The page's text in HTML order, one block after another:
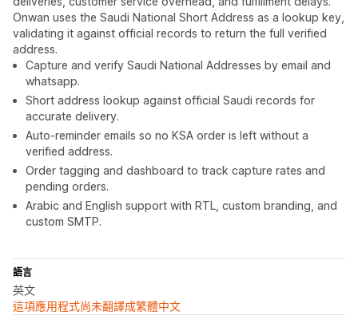
Onwan uses the Saudi National Short Address as a lookup key,
validating it against official records to return the full verified
address.
Capture and verify Saudi National Addresses by email and
whatsapp.
Short address lookup against official Saudi records for
accurate delivery.
Auto-reminder emails so no KSA order is left without a
verified address.
Order tagging and dashboard to track capture rates and
pending orders.
Arabic and English support with RTL, custom branding, and
custom SMTP.
語言
英文
這項應用程式尚未翻譯成繁體中文